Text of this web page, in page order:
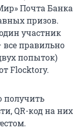
Почта Банка
призов.
участник
все правильно
попыток)
Flocktory.
получить
QR-код на них